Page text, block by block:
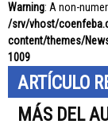
Warning: A non-
/srv/vhost/
content/themes/
1009
ARTÍCULO
MÁS DEL